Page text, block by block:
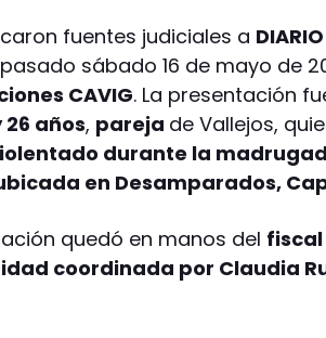
fuentes judiciales a
sábado 16 de mayo de
CAVIG. La presentación
26 años, pareja de Vallejos,
durante la
en Desamparados,
quedó en manos del
coordinada por Claudia